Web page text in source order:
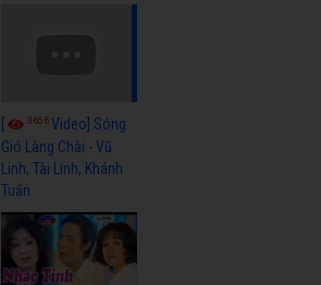
3656Video] Sóng
Gió Làng Chài - Vũ
Linh, Tài Linh, Khánh
Tuấn